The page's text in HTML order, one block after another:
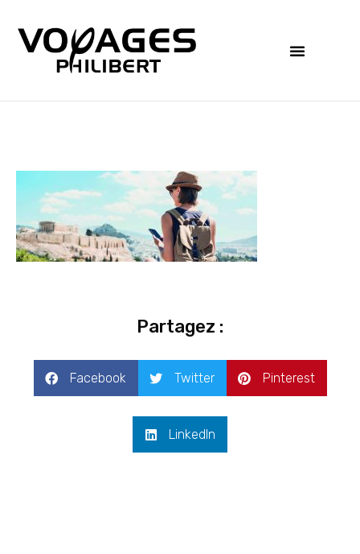
Partagez :
Facebook Twitter Pinterest
LinkedIn